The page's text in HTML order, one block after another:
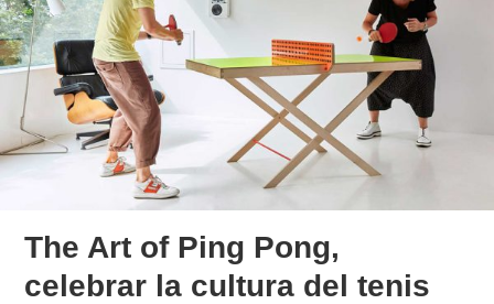
The Art of Ping Pong,
celebrar la cultura del tenis